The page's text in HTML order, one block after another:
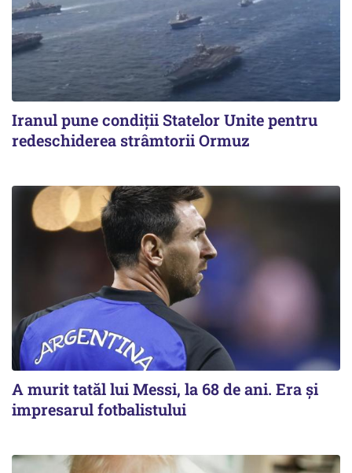
Iranul pune condiții Statelor Unite pentru
redeschiderea strâmtorii Ormuz
A murit tatăl lui Messi, la 68 de ani. Era și
impresarul fotbalistului